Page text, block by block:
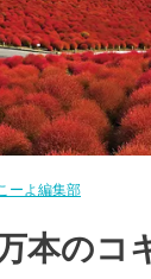
ーよ編集部
本のコ